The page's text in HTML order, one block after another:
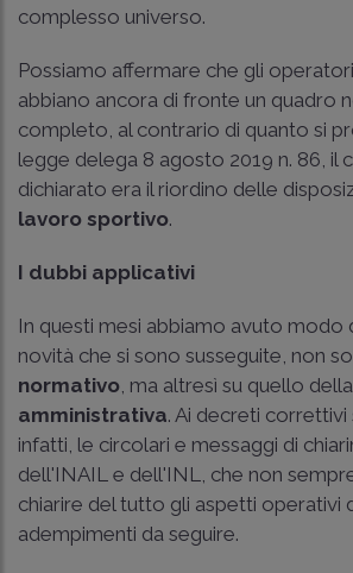
complesso universo.
Possiamo affermare che gli
abbiano ancora di fronte un quadro
completo, al contrario di quanto si
legge delega 8 agosto 2019 n. 86, il
dichiarato era il riordino delle
lavoro sportivo.
I dubbi applicativi
In questi mesi abbiamo avuto modo
novità che si sono susseguite, non
normativo , ma altresì su quello della
amministrativa. Ai decreti correttivi
infatti, le circolari e messaggi di
dell'INAIL e dell'INL, che non
chiarire del tutto gli aspetti operativi
adempimenti da seguire.